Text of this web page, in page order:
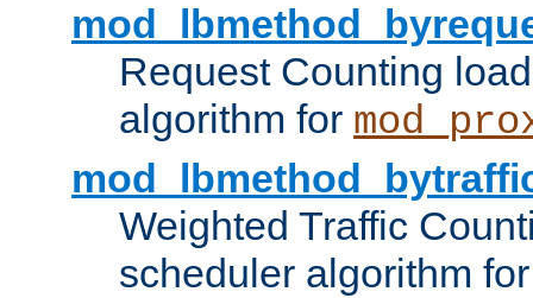
Request Counting
algorithm for
Weighted Traffic
scheduler algorithm for